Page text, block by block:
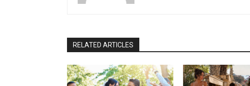
RELATED ARTICLES